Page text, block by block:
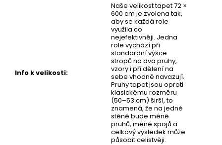
Info k velikosti:
Naše velikost tapet 72 ×
600 cm je zvolena tak,
aby se každá role
využila co
nejefektivněji. Jedna
role vychází při
standardní výšce
stropů na dva pruhy,
vzory i při dělení na
sebe vhodně navazují.
Pruhy tapet jsou oproti
klasickému rozměru
(50–53 cm) širší, to
znamená, že na jedné
stěně bude méně
pruhů, méně spojů a
celkový výsledek může
působit celistvěji.
TAPETA